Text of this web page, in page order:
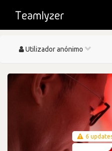
Toggle
Utilizador anónimo
6